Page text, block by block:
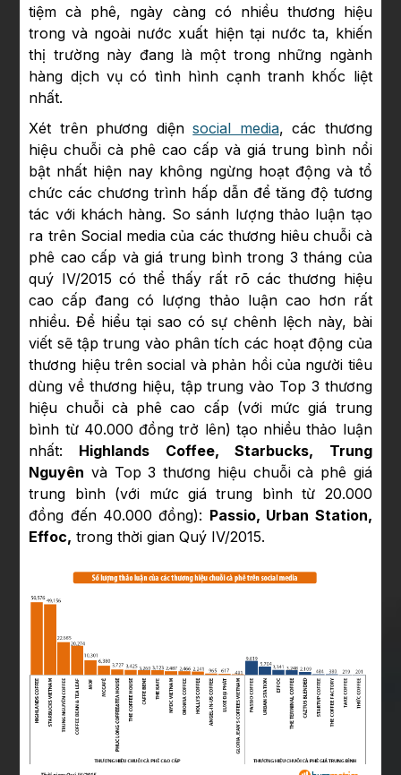
tiệm cà phê, ngày càng có nhiều thương hiệu
trong và ngoài nước xuất hiện tại nước ta, khiến
thị trường này đang là một trong những ngành
hàng dịch vụ có tình hình cạnh tranh khốc liệt
nhất.
Xét trên phương diệnsocial media, các thương
hiệu chuỗi cà phê cao cấp và giá trung bình nổi
bật nhất hiện nay không ngừng hoạt động và tổ
chức các chương trình hấp dẫn để tăng độ tương
tác với khách hàng. So sánh lượng thảo luận tạo
ra trên Social media của các thương hiêu chuỗi cà
phê cao cấp và giá trung bình trong 3 tháng của
quý IV/2015 có thể thấy rất rõ các thương hiệu
cao cấp đang có lượng thảo luận cao hơn rất
nhiều. Để hiểu tại sao có sự chênh lệch này, bài
viết sẽ tập trung vào phân tích các hoạt động của
thương hiệu trên social và phản hồi của người tiêu
dùng về thương hiệu, tập trung vào Top 3 thương
hiệu chuỗi cà phê cao cấp (với mức giá trung
bình từ 40.000 đồng trở lên) tạo nhiều thảo luận
nhất: Highlands Coffee, Starbucks, Trung
Nguyên và Top 3 thương hiệu chuỗi cà phê giá
trung bình (với mức giá trung bình từ 20.000
đồng đến 40.000 đồng): Passio, Urban Station,
Effoc, trong thời gian Quý IV/2015.